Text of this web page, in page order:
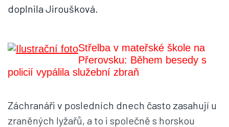
doplnila Jiroušková.
Střelba v mateřské škole na
Přerovsku: Během besedy s
policií vypálila služební zbraň
Záchranáři v posledních dnech často zasahují u
zraněných lyžařů, a to i společně s horskou